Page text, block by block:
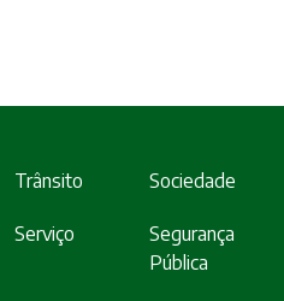
Trânsito Sociedade
Serviço
Segurança
Pública